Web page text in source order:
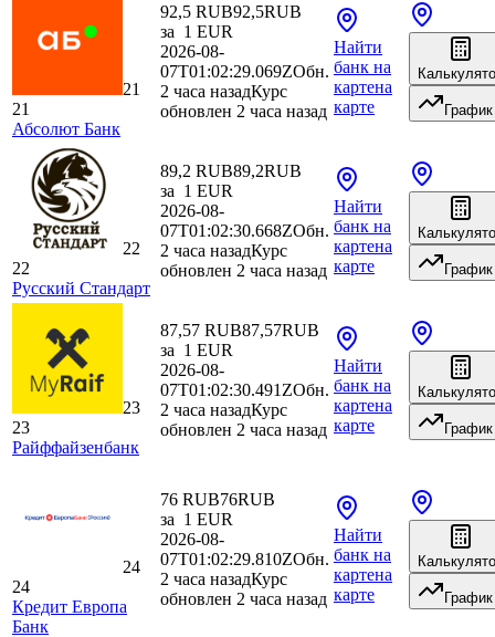
21
21
Абсолют Банк
92,5 RUB92,5RUB
за 1 EUR
2026-08-
07T01:02:29.069ZОбн.
2 часа назадКурс
обновлен 2 часа назад
Найти
банк на
картена
карте
График
22
22
Русский Стандарт
89,2 RUB89,2RUB
за 1 EUR
2026-08-
07T01:02:30.668ZОбн.
2 часа назадКурс
обновлен 2 часа назад
Найти
банк на
картена
карте
График
23
23
Райффайзенбанк
87,57 RUB87,57RUB
за 1 EUR
2026-08-
07T01:02:30.491ZОбн.
2 часа назадКурс
обновлен 2 часа назад
Найти
банк на
картена
карте
График
24
24
Кредит Европа
Банк
76 RUB76RUB
за 1 EUR
2026-08-
07T01:02:29.810ZОбн.
2 часа назадКурс
обновлен 2 часа назад
Найти
банк на
картена
карте
График